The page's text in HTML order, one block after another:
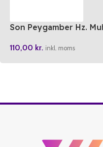
Son Peygamber Hz.
110,00 kr. inkl. moms